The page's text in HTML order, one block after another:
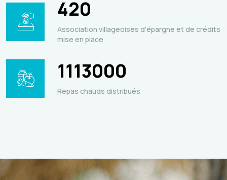
420
Association villageoises d'épargne et de crédits
mise en place
1113000
Repas chauds distribués